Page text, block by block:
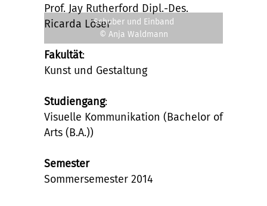
Schuber und Einband
© Anja Waldmann
Prof. Jay Rutherford Dipl.-Des.
Ricarda Löser
Fakultät:
Kunst und Gestaltung
Studiengang:
Visuelle Kommunikation (Bachelor of
Arts (B.A.))
Semester
Sommersemester 2014